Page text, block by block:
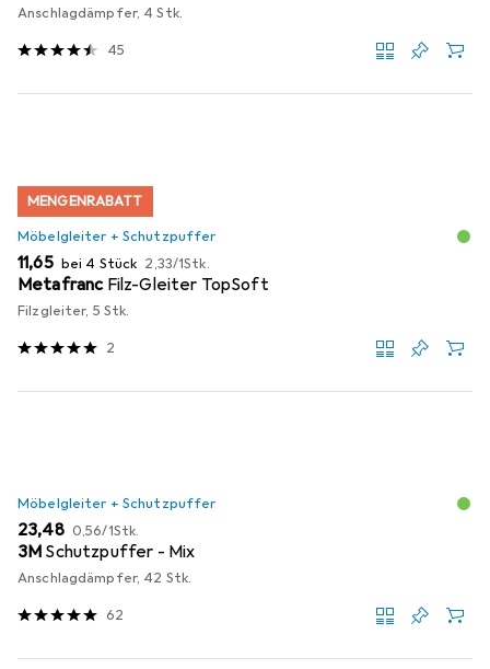
Anschlagdämpfer, 4 Stk.
45
MENGENRABATT
Möbelgleiter + Schutzpuffer
EUR
11,65 bei 4 Stück EUR
2,33/1Stk.
Metafranc Filz-Gleiter TopSoft
Filzgleiter, 5 Stk.
2
Möbelgleiter + Schutzpuffer
EUR
23,48 EUR
0,56/1Stk.
3M Schutzpuffer - Mix
Anschlagdämpfer, 42 Stk.
62